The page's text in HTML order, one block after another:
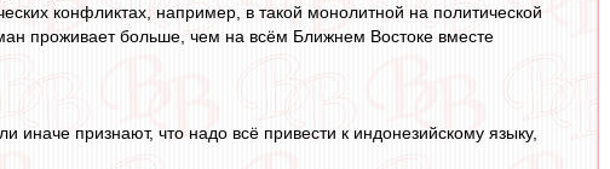
конфликтах, например, в такой монолитной на политической
проживает больше, чем на всём Ближнем Востоке вместе
признают, что надо всё привести к индонезийскому языку,